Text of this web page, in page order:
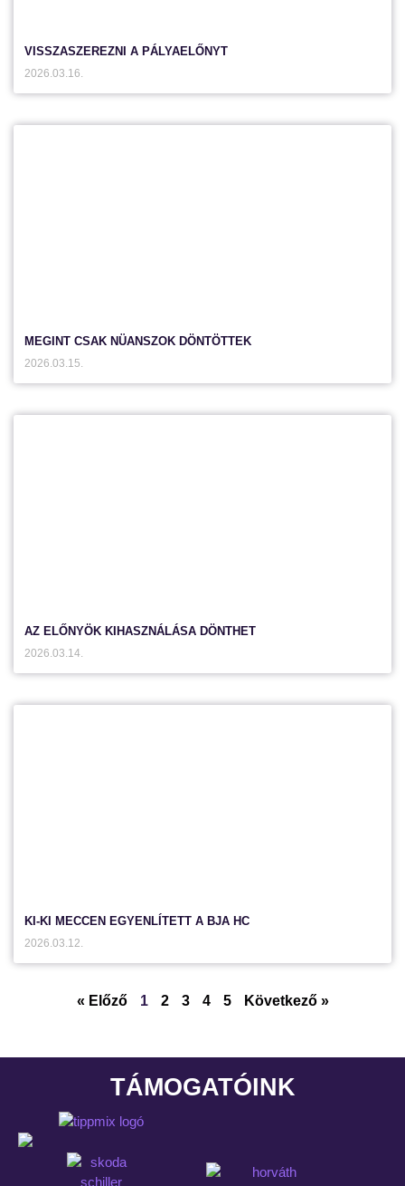
VISSZASZEREZNI A PÁLYAELŐNYT
2026.03.16.
MEGINT CSAK NÜANSZOK DÖNTÖTTEK
2026.03.15.
AZ ELŐNYÖK KIHASZNÁLÁSA DÖNTHET
2026.03.14.
KI-KI MECCEN EGYENLÍTETT A BJA HC
2026.03.12.
« Előző 1 2 3 4 5 Következő »
TÁMOGATÓINK